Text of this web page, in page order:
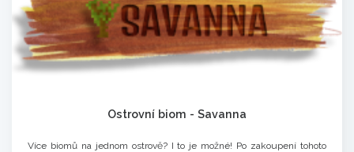
Ostrovní biom - Savanna
Více biomů na jednom ostrově? I to je možné! Po zakoupení tohoto